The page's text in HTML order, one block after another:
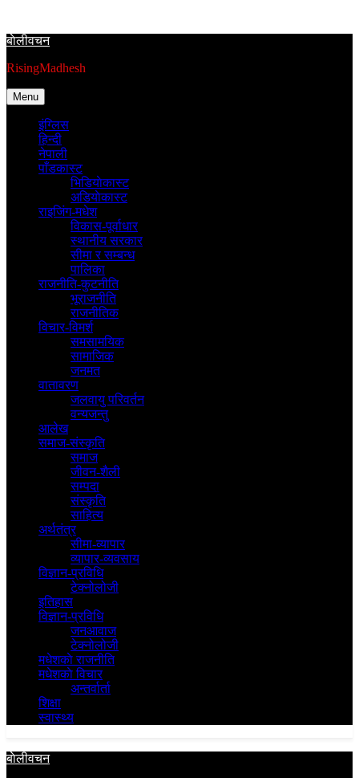
content
बाेलीवचन
RisingMadhesh
Menu
इंग्लिस
हिन्दी
नेपाली
पाँडकास्ट
भिडियाेकास्ट
अडियाेकास्ट
राइजिंग-मधेश
विकास-पूर्वाधार
स्थानीय सरकार
सीमा र सम्बन्ध
पालिका
राजनीति-कुटनीति
भूराजनीति
राजनीतिक
विचार-विमर्श
समसामयिक
सामाजिक
जनमत
वातावरण
जलवायु परिवर्तन
वन्यजन्तु
आलेख
समाज-संस्कृति
समाज
जीवन-शैली
सम्पदा
संस्कृति
साहित्य
अर्थतंत्र
सीमा-व्यापार
व्यापार-व्यवसाय
विज्ञान-प्रविधि
टेक्नोलोजी
इतिहास
विज्ञान-प्रविधि
जनआवाज
टेक्नोलोजी
मधेशकाे राजनीति
मधेशकाे विचार
अन्तर्वार्ता
शिक्षा
स्वास्थ्य
बाेलीवचन